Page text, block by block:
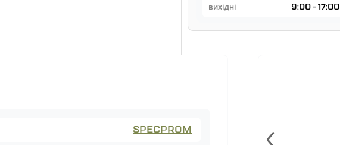
вихідні 9:00 - 17:00
SPECPROM